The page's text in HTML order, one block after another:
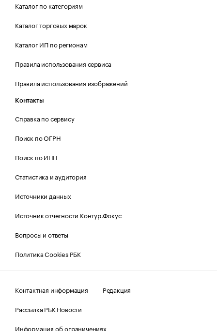
Каталог по категориям
Каталог торговых марок
Каталог ИП по регионам
Правила использования сервиса
Правила использования изображений
Контакты
Справка по сервису
Поиск по ОГРН
Поиск по ИНН
Статистика и аудитория
Источники данных
Источник отчетности Контур.Фокус
Вопросы и ответы
Политика Cookies РБК
Контактная информация
Редакция
Рассылка РБК Новости
Информация об ограничениях